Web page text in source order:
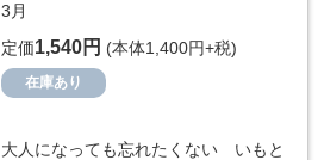
3月
定価1,540円 (本体1,400円+税)
在庫あり
大人になっても忘れたくない いもと